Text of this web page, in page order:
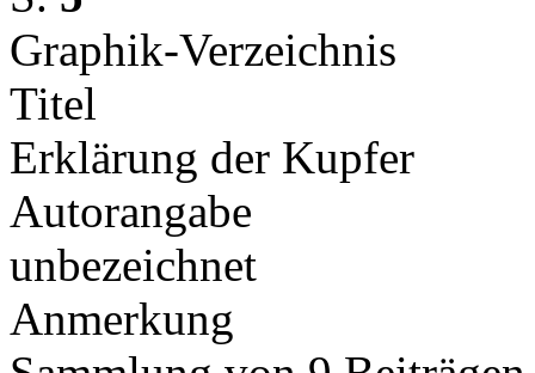
Graphik-Verzeichnis
Titel
Erklärung der Kupfer
Autorangabe
unbezeichnet
Anmerkung